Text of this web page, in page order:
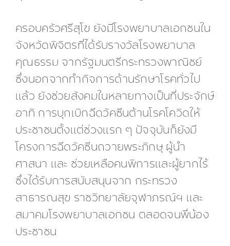
ครอบครัวศรีสุโข ยังมีโรงพยาบาลเอกชนใน
จังหวัดพิจิตรที่ได้รับรางวัลโรงพยาบาล
คุณธรรม จากรัฐมนตรีกระทรวงพาณิชย์
ซึ่งนอกจากทำกิจการด้านรักษาโรคทั่วไป
แล้ว ยังช่วยสังคมในหลายทางเป็นที่ประจักษ์
อาทิ การบุกเบิกฉีดวัคซีนต้านโรคโควิดให้
ประชาชนตั้งแต่ช่วงแรก ๆ ปัจจุบันก็ยังมี
โครงการฉีดวัคซีนถวายพระภิกษุ ผู้นำ
ศาสนา และ ช่วยเหลือคนพิการและผู้ยากไร้
ซึ่งได้รับการสนับสนุนจาก กระทรวง
สาธารณสุข ราชวิทยาลัยจุฬาภรณ์ฯ และ
สมาคมโรงพยาบาลเอกชน ตลอดจนพี่น้อง
ประชาชน